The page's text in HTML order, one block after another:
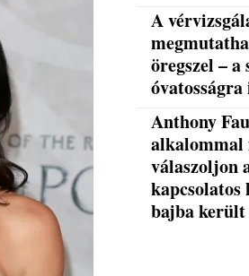
A
öregszel –
Anthony
alkalommal
válaszoljon
kapcsolatos
bajba került